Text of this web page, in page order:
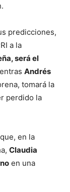
predicciones,
a la
será el
Andrés
tomará la
perdido la
en la
Claudia
en una